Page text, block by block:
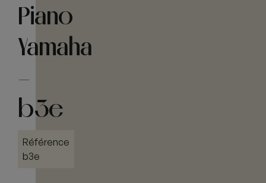
Piano
Yamaha
–
b3e
Référence
b3e